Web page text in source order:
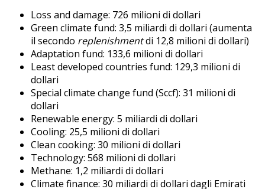
Loss and damage: 726 milioni di dollari
Green climate fund: 3,5 miliardi di dollari (aumenta
il secondo replenishmentdi 12,8 milioni di dollari)
Adaptation fund: 133,6 milioni di dollari
Least developed countries fund: 129,3 milioni di
dollari
Special climate change fund (Sccf): 31 milioni di
dollari
Renewable energy: 5 miliardi di dollari
Cooling: 25,5 milioni di dollari
Clean cooking: 30 milioni di dollari
Technology: 568 milioni di dollari
Methane: 1,2 miliardi di dollari
Climate finance: 30 miliardi di dollari dagli Emirati